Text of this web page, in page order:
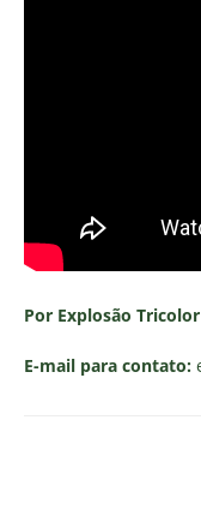
Por Explosão Tricolor
E-mail para contato: